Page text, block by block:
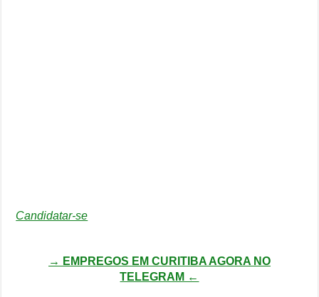
Candidatar-se
→ EMPREGOS EM CURITIBA AGORA NO
TELEGRAM ←